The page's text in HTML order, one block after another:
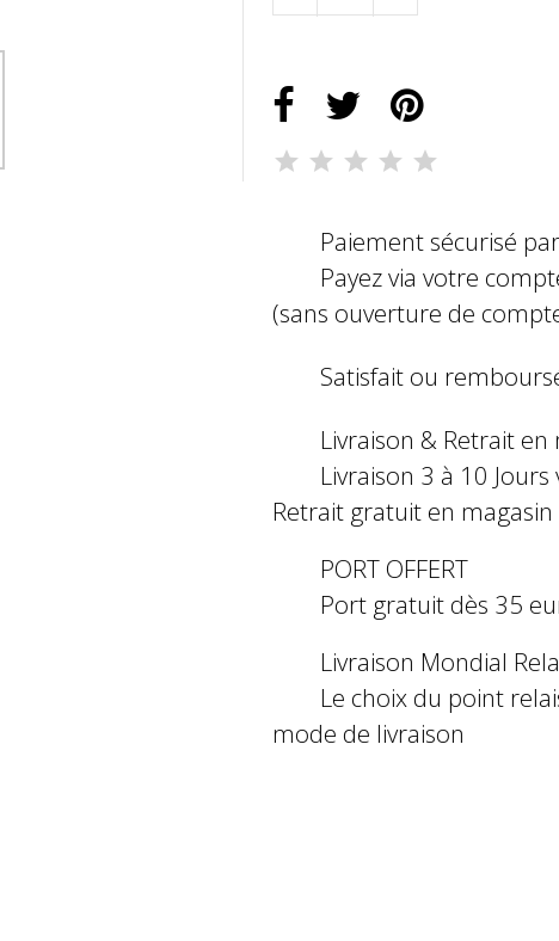
Paiement sécurisé
Payez via votre
(sans ouverture de
Satisfait ou
Livraison & Retrait en
Livraison 3 à 10 Jours
Retrait gratuit en magasin
PORT OFFERT
Port gratuit dès 35
Livraison Mondial
Le choix du point
mode de livraison